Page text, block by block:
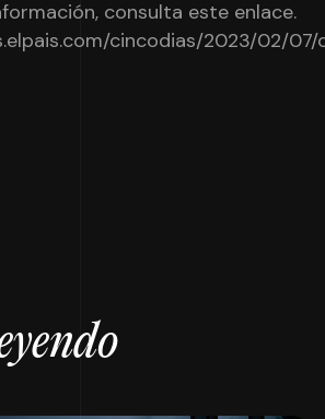
consulta este enlace.
cincodias/2023/02/07/